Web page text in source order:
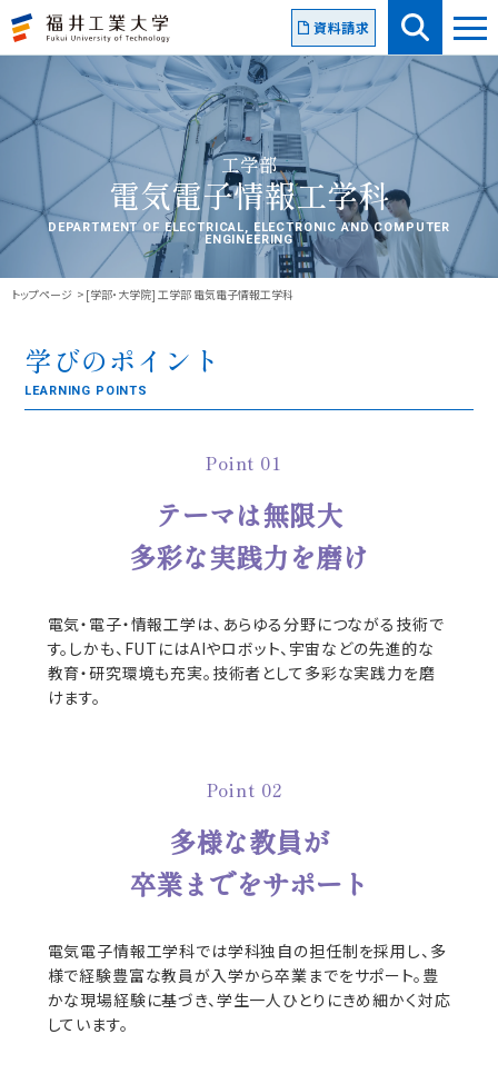
資料請求
工学部
電気電子情報工学科
DEPARTMENT OF ELECTRICAL, ELECTRONIC AND COMPUTER
ENGINEERING
トップページ [学部・大学院] 工学部 電気電子情報工学科
学びのポイント
LEARNING POINTS
Point 01
テーマは無限大
多彩な実践力を磨け
電気・電子・情報工学は、あらゆる分野につながる技術で
す。しかも、FUTにはAIやロボット、宇宙などの先進的な
教育・研究環境も充実。技術者として多彩な実践力を磨
けます。
Point 02
多様な教員が
卒業までをサポート
電気電子情報工学科では学科独自の担任制を採用し、多
様で経験豊富な教員が入学から卒業までをサポート。豊
かな現場経験に基づき、学生一人ひとりにきめ細かく対応
しています。